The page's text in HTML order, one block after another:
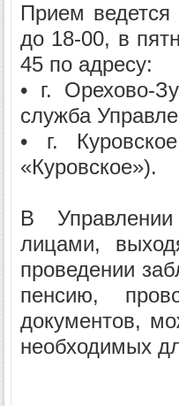
Прием ведется
до 18-00, в
45 по адресу:
• г. Орехово-
служба
• г.
«Куровское»).
В
лицами,
проведении
пенсию,
документов,
необходимых